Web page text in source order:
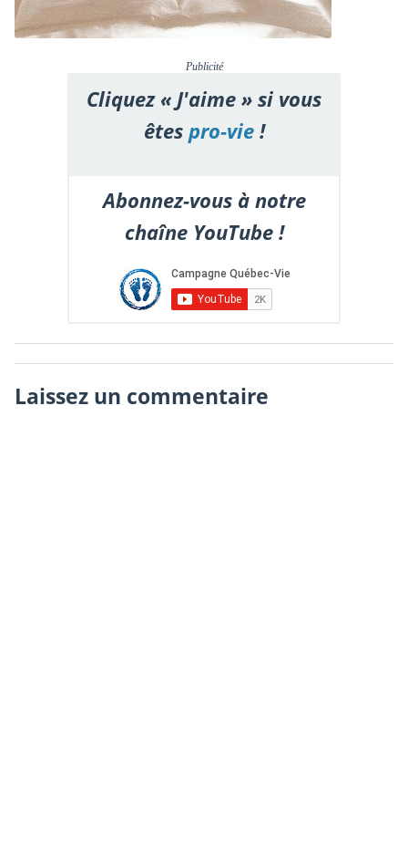
Publicité
Cliquez « J'aime » si vous
êtespro-vie!
Abonnez-vous à notre
chaîne YouTube !
Laissez un commentaire